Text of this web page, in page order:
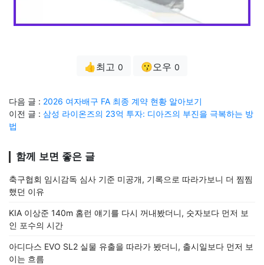
👍최고 0 😗오우 0
다음 글 : 2026 여자배구 FA 최종 계약 현황 알아보기
이전 글 : 삼성 라이온즈의 23억 투자: 디아즈의 부진을 극복하는 방
법
함께 보면 좋은 글
축구협회 임시감독 심사 기준 미공개, 기록으로 따라가보니 더 찜찜
했던 이유
KIA 이상준 140m 홈런 얘기를 다시 꺼내봤더니, 숫자보다 먼저 보
인 포수의 시간
아디다스 EVO SL2 실물 유출을 따라가 봤더니, 출시일보다 먼저 보
이는 흐름